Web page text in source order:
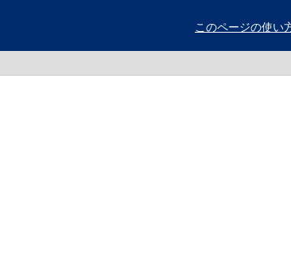
このページの使い